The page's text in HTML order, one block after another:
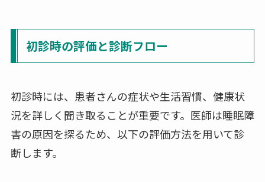
初診時の評価と診断フロー
初診時には、患者さんの症状や生活習慣、健康状
況を詳しく聞き取ることが重要です。医師は睡眠障
害の原因を探るため、以下の評価方法を用いて診
断します。